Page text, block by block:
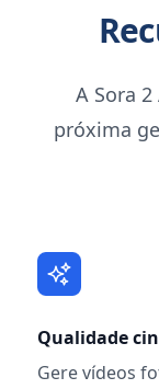
A Sora
próxima
Qualidade
Gere vídeos